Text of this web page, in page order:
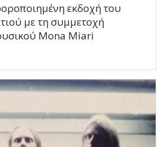
εκδοχή του
με τη συμμετοχή
Mona Miari